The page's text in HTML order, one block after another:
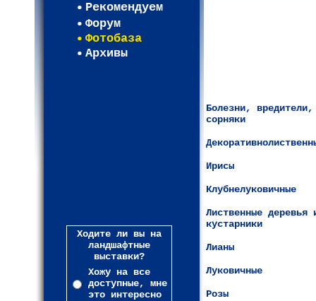
Рекомендуем
Форум
Фотобаза
Архивы
Ходите ли вы на
ландшафтные
выставки?
Хожу на все
доступные, мне
это интересно
Болезни, вредители,
сорняки
Ирисы
Клубнелуковичные
Лиственные деревья
кустарники
Лианы
Луковичные
Розы